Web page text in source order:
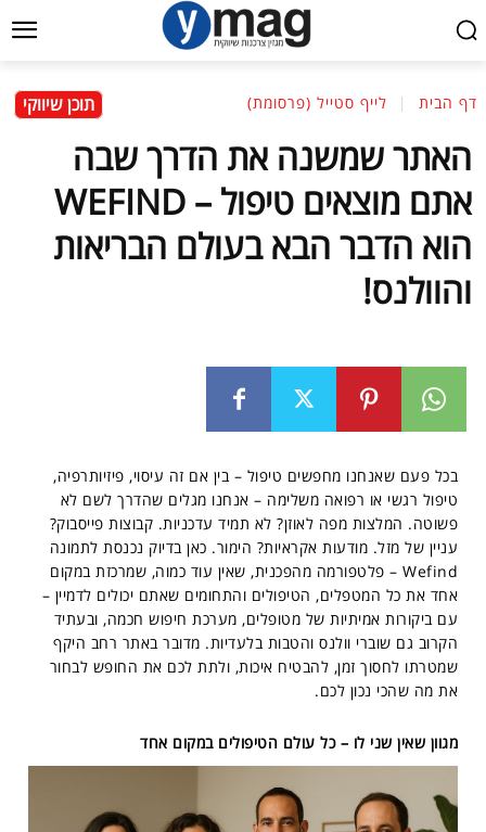
דף הבית לייף סטייל (פרסומת) תוכן שיווקי
האתר שמשנה את הדרך שבה
אתם מוצאים טיפול – WEFIND
הוא הדבר הבא בעולם הבריאות
והוולנס!
בכל פעם שאנחנו מחפשים טיפול – בין אם זה עיסוי, פיזיותרפיה,
טיפול רגשי או רפואה משלימה – אנחנו מגלים שהדרך לשם לא
פשוטה. המלצות מפה לאוזן? לא תמיד עדכניות. קבוצות פייסבוק?
עניין של מזל. מודעות אקראיות? הימור. כאן בדיוק נכנסת לתמונה
Wefind – פלטפורמה מהפכנית, שאין עוד כמוה, שמרכזת במקום
אחד את כל המטפלים, הטיפולים והתחומים שאתם יכולים לדמיין –
עם ביקורות אמיתיות של מטופלים, מערכת חיפוש חכמה, ובעתיד
הקרוב גם שוברי וולנס והטבות בלעדיות. מדובר באתר רחב היקף
שמטרתו לחסוך זמן, להבטיח איכות, ולתת לכם את החופש לבחור
את מה שהכי נכון לכם.
מגוון שאין שני לו – כל עולם הטיפולים במקום אחד